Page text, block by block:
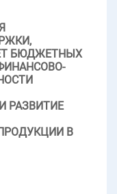
БЮДЖЕТНЫХ
РАЗВИТИЕ
В